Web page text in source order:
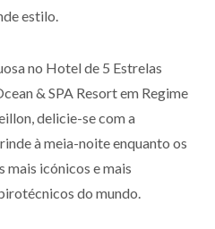
estilo.
no Hotel de 5 Estrelas
& SPA Resort em Regime
delicie-se com a
à meia-noite enquanto os
mais icónicos e mais
do mundo.